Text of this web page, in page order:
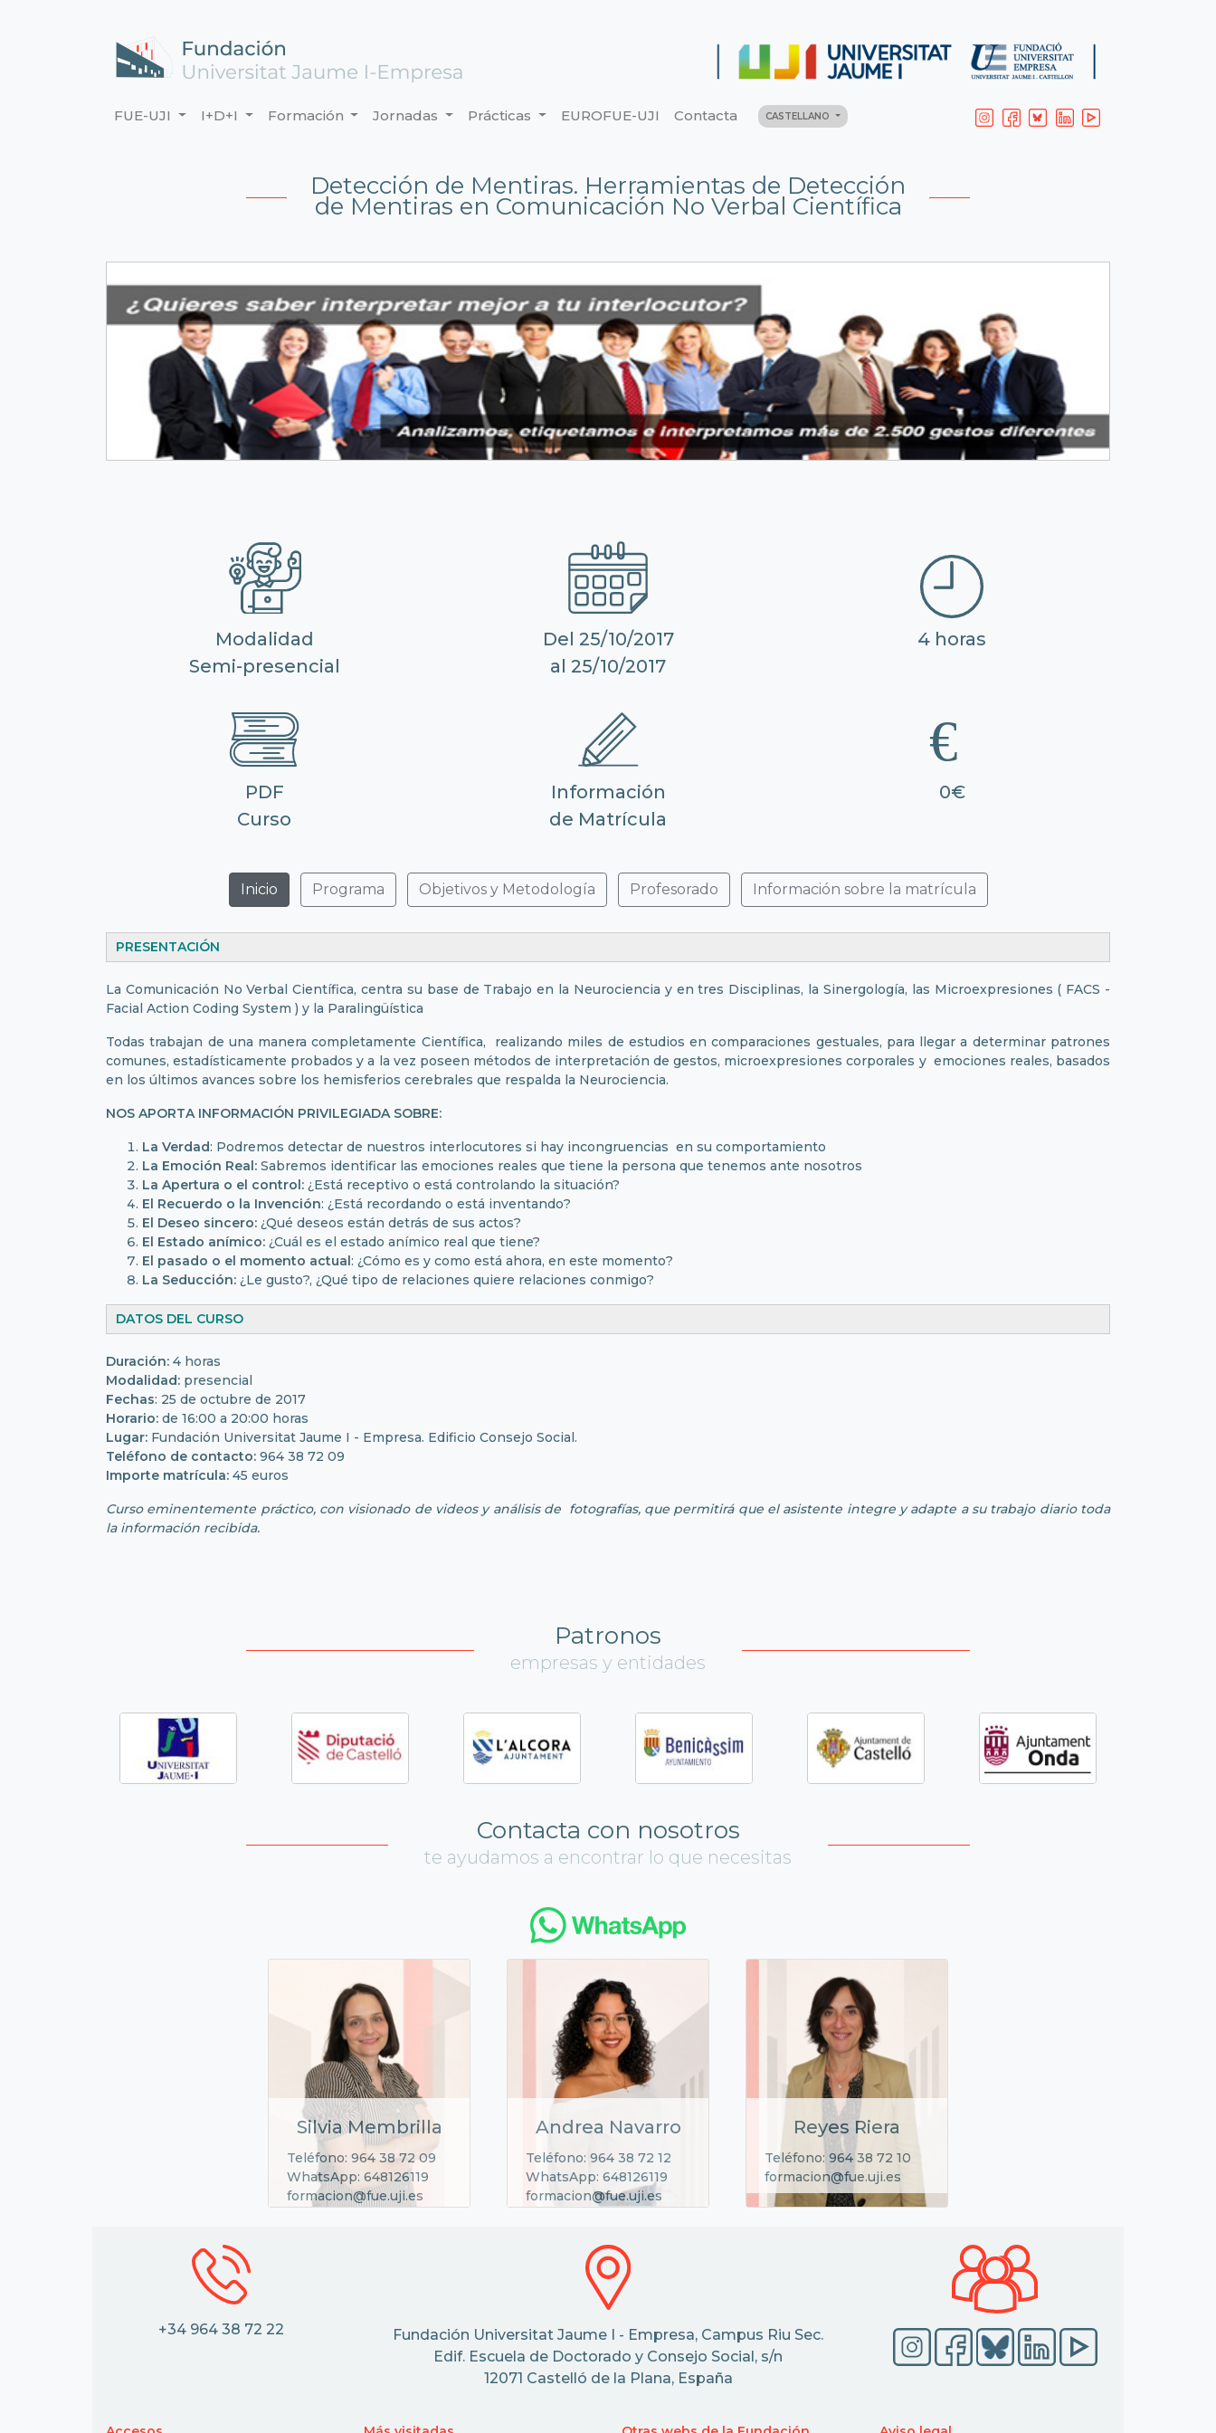
FUE-UJI I+D+I Formación Jornadas Prácticas EUROFUE-UJI Contacta CASTELLANO
Detección de Mentiras. Herramientas de Detección
de Mentiras en Comunicación No Verbal Científica
Modalidad
Semi-presencial
Del 25/10/2017
al 25/10/2017
4 horas
PDF
Curso
Información
de Matrícula
0€
Inicio Programa Objetivos y Metodología Profesorado Información sobre la matrícula
PRESENTACIÓN
La Comunicación No Verbal Científica, centra su base de Trabajo en la Neurociencia y en tres Disciplinas, la Sinergología, las Microexpresiones ( FACS -
Facial Action Coding System ) y la Paralingüística
Todas trabajan de una manera completamente Científica, realizando miles de estudios en comparaciones gestuales, para llegar a determinar patrones
comunes, estadísticamente probados y a la vez poseen métodos de interpretación de gestos, microexpresiones corporales y emociones reales, basados
en los últimos avances sobre los hemisferios cerebrales que respalda la Neurociencia.
NOS APORTA INFORMACIÓN PRIVILEGIADA SOBRE:
La Verdad: Podremos detectar de nuestros interlocutores si hay incongruencias en su comportamiento
La Emoción Real: Sabremos identificar las emociones reales que tiene la persona que tenemos ante nosotros
La Apertura o el control: ¿Está receptivo o está controlando la situación?
El Recuerdo o la Invención: ¿Está recordando o está inventando?
El Deseo sincero: ¿Qué deseos están detrás de sus actos?
El Estado anímico: ¿Cuál es el estado anímico real que tiene?
El pasado o el momento actual : ¿Cómo es y como está ahora, en este momento?
La Seducción: ¿Le gusto?, ¿Qué tipo de relaciones quiere relaciones conmigo?
DATOS DEL CURSO
Duración: 4 horas
Modalidad: presencial
Fechas: 25 de octubre de 2017
Horario: de 16:00 a 20:00 horas
Lugar: Fundación Universitat Jaume I - Empresa. Edificio Consejo Social.
Teléfono de contacto: 964 38 72 09
Importe matrícula: 45 euros
Curso eminentemente práctico, con visionado de videos y análisis de fotografías, que permitirá que el asistente integre y adapte a su trabajo diario toda
la información recibida.
Patronos
empresas y entidades
Contacta con nosotros
te ayudamos a encontrar lo que necesitas
Silvia Membrilla
Teléfono: 964 38 72 09
WhatsApp: 648126119
formacion@fue.uji.es
Andrea Navarro
Teléfono: 964 38 72 12
WhatsApp: 648126119
formacion@fue.uji.es
Reyes Riera
Teléfono: 964 38 72 10
formacion@fue.uji.es
+34 964 38 72 22
Fundación Universitat Jaume I - Empresa, Campus Riu Sec.
Edif. Escuela de Doctorado y Consejo Social, s/n
12071 Castelló de la Plana, España